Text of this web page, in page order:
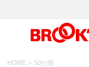
HOME > 50か国